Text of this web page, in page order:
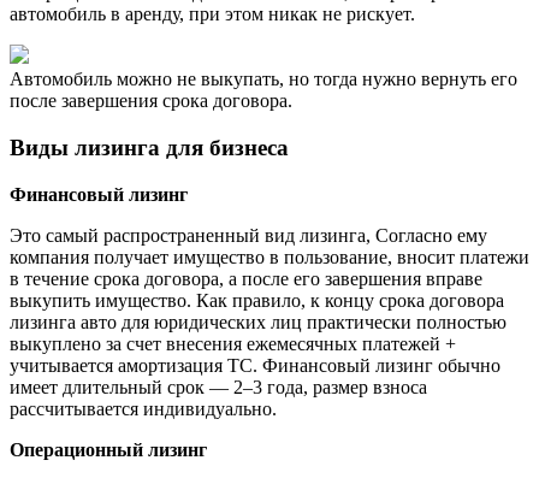
автомобиль в аренду, при этом никак не рискует.
Автомобиль можно не выкупать, но тогда нужно вернуть его
после завершения срока договора.
Виды лизинга для бизнеса
Финансовый лизинг
Это самый распространенный вид лизинга, Согласно ему
компания получает имущество в пользование, вносит платежи
в течение срока договора, а после его завершения вправе
выкупить имущество. Как правило, к концу срока договора
лизинга авто для юридических лиц практически полностью
выкуплено за счет внесения ежемесячных платежей +
учитывается амортизация ТС. Финансовый лизинг обычно
имеет длительный срок — 2–3 года, размер взноса
рассчитывается индивидуально.
Операционный лизинг